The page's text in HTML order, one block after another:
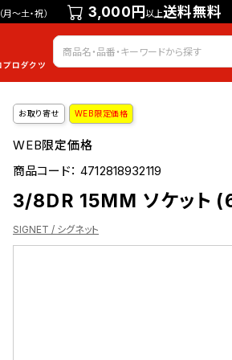
（月～土・祝） 3,000円以上送料無料
会員登録 ロ
お取り寄せ WEB限定価格
WEB限定価格
商品コード：4712818932119
3/8DR 15MM ソケット
SIGNET / シグネット